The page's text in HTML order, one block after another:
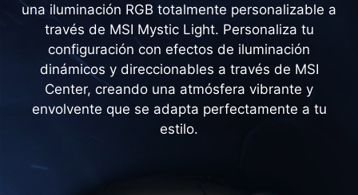
una iluminación RGB totalmente personalizable a
través de MSI Mystic Light. Personaliza tu
configuración con efectos de iluminación
dinámicos y direccionables a través de MSI
Center, creando una atmósfera vibrante y
envolvente que se adapta perfectamente a tu
estilo.